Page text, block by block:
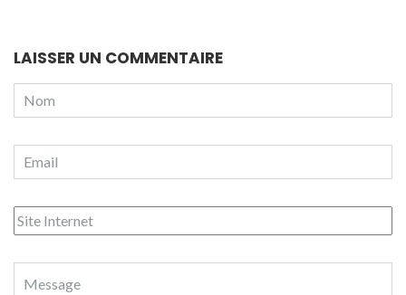
LAISSER UN COMMENTAIRE